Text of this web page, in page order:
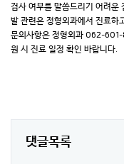
검사 여부를 말씀드리기 어려운
발 관련은 정형외과에서 진료하
문의사항은 정형외과 062-
원 시 진료 일정 확인 바랍니다.
댓글목록